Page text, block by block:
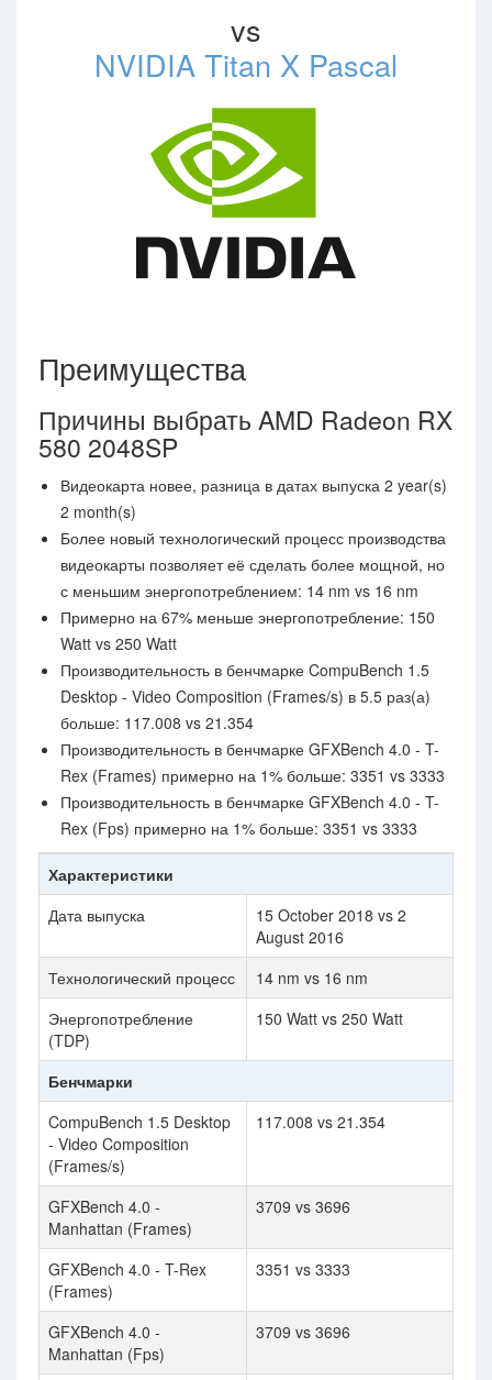
vs
NVIDIA Titan X Pascal
Преимущества
Причины выбрать AMD Radeon RX
580 2048SP
Видеокарта новее, разница в датах выпуска 2 year(s)
2 month(s)
Более новый технологический процесс производства
видеокарты позволяет её сделать более мощной, но
с меньшим энергопотреблением: 14 nm vs 16 nm
Примерно на 67% меньше энергопотребление: 150
Watt vs 250 Watt
Производительность в бенчмарке CompuBench 1.5
Desktop - Video Composition (Frames/s) в 5.5 раз(а)
больше: 117.008 vs 21.354
Производительность в бенчмарке GFXBench 4.0 - T-
Rex (Frames) примерно на 1% больше: 3351 vs 3333
Производительность в бенчмарке GFXBench 4.0 - T-
Rex (Fps) примерно на 1% больше: 3351 vs 3333
Характеристики
Дата выпуска
15 October 2018 vs 2
August 2016
Технологический процесс
14 nm vs 16 nm
Энергопотребление
(TDP)
150 Watt vs 250 Watt
Бенчмарки
CompuBench 1.5 Desktop
- Video Composition
(Frames/s)
117.008 vs 21.354
GFXBench 4.0 -
Manhattan (Frames)
3709 vs 3696
GFXBench 4.0 - T-Rex
(Frames)
3351 vs 3333
GFXBench 4.0 -
Manhattan (Fps)
3709 vs 3696